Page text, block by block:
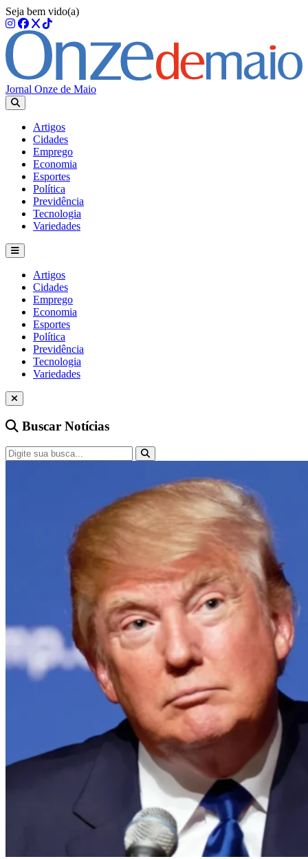
Seja bem vido(a)
Jornal Onze de Maio
Artigos
Cidades
Emprego
Economia
Esportes
Política
Previdência
Tecnologia
Variedades
Artigos
Cidades
Emprego
Economia
Esportes
Política
Previdência
Tecnologia
Variedades
Buscar Notícias